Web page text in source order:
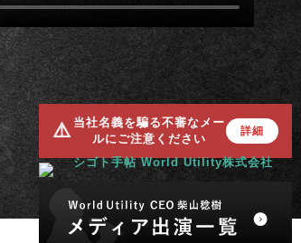
⚠️ 当社名義を騙る不審なメー
ルにご注意ください
詳細